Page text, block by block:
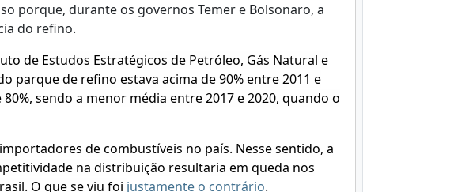
porque, durante os governos Temer e Bolsonaro, a
do refino.
de Estudos Estratégicos de Petróleo, Gás Natural e
parque de refino estava acima de 90% entre 2011 e
sendo a menor média entre 2017 e 2020, quando o
de combustíveis no país. Nesse sentido, a
na distribuição resultaria em queda nos
O que se viu foi justamente o contrário.